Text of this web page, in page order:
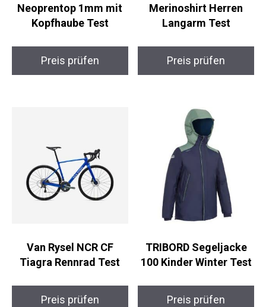
Neoprentop 1mm mit
Kopfhaube Test
Preis prüfen
Merinoshirt Herren
Langarm Test
Preis prüfen
Van Rysel NCR CF
Tiagra Rennrad Test
Preis prüfen
TRIBORD Segeljacke
100 Kinder Winter Test
Preis prüfen